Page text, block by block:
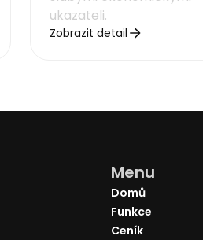
ukazateli.
Zobrazit detail
Menu
Domů
Funkce
Ceník